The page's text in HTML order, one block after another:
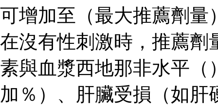
可增加至（最大推薦劑量
在沒有性刺激時，推薦劑
素與血漿西地那非水平（
加％）、肝臟受損（如